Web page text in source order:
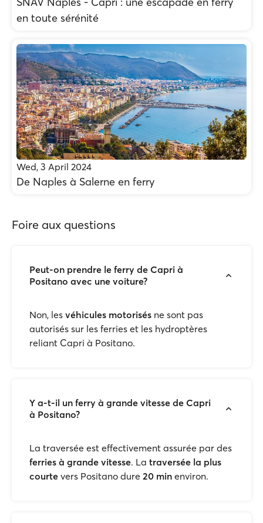
en toute sérénité
Wed, 3 April 2024
De Naples à Salerne en ferry
Foire aux questions
Peut-on prendre le ferry de Capri à
Positano avec une voiture?
Non, les véhicules motorisés ne sont pas
autorisés sur les ferries et les hydroptères
reliant Capri à Positano.
Y a-t-il un ferry à grande vitesse de Capri
à Positano?
La traversée est effectivement assurée par des
ferries à grande vitesse. La traversée la plus
courte vers Positano dure 20 min environ.